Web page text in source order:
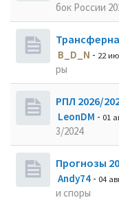
бок России
B_D_N - 22
ры
РПЛ 2026/
LeonDM - 01
3/2024
Прогнозы
Andy74 - 04
и споры